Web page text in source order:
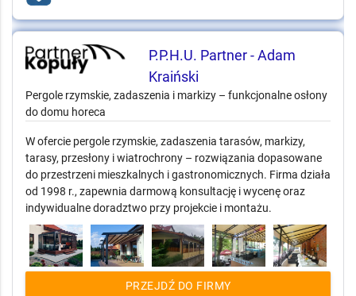
P.P.H.U. Partner - Adam
Kraiński
Pergole rzymskie, zadaszenia i markizy – funkcjonalne osłony
do domu horeca
W ofercie pergole rzymskie, zadaszenia tarasów, markizy,
tarasy, przesłony i wiatrochrony – rozwiązania dopasowane
do przestrzeni mieszkalnych i gastronomicznych. Firma działa
od 1998 r., zapewnia darmową konsultację i wycenę oraz
indywidualne doradztwo przy projekcie i montażu.
PRZEJDŹ DO FIRMY